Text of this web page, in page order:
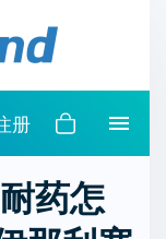
册
药怎